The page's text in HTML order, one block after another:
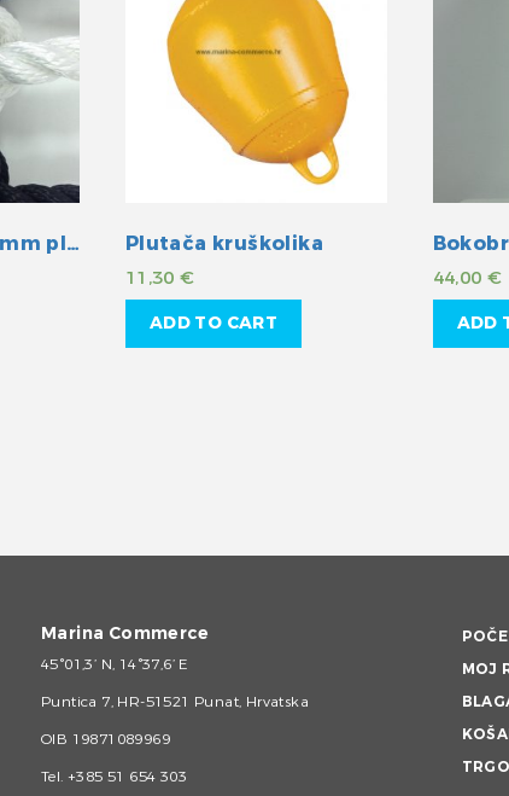
Konop sukani 18 mm plavi Plutača kruškolika
11,30€
ADD TO CART
44,00 €
ADD
Marina Commerce
45°01,3’ N, 14°37,6’ E
Puntica 7, HR-51521 Punat, Hrvatska
OIB 19871089969
Tel. +385 51 654 303
MOJ